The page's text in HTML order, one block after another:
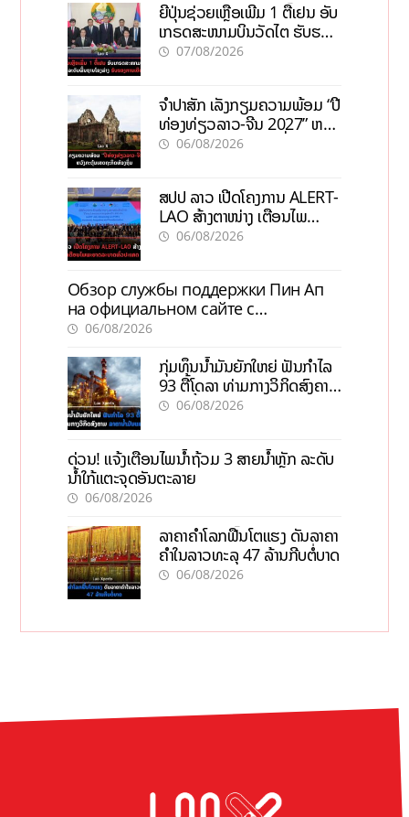
ຍີ່ປຸ່ນຊ່ວຍເຫຼືອເພີ່ມ 1 ຕື້ເຢນ ອັບ
ເກຣດສະໜາມບິນວັດໄຕ ຮັບຮອງ
ການເຕີບໂຕ
07/08/2026
ຈຳປາສັກ ເລັ່ງກຽມຄວາມພ້ອມ “ປີ
ທ່ອງທ່ຽວລາວ-ຈີນ 2027” ຫວັງ
ກະຕຸ້ນເສດຖະກິດທ້ອງຖິ່ນ
06/08/2026
ສປປ ລາວ ເປີດໂຄງການ ALERT-
LAO ສ້າງຕາໜ່າງ ເຕືອນໄພ
ພະຍາດລະບາດທົ່ວປະເທດ
06/08/2026
Обзор службы поддержки Пин Ап
на официальном сайте с
актуальной информацией
06/08/2026
ກຸ່ມທຶນນ້ຳມັນຍັກໃຫຍ່ ຟັນກຳໄລ
93 ຕື້ໂດລາ ທ່າມກາງວິກິດສົງຄາມ
ລາຄານໍ້າມັນແພງ
06/08/2026
ດ່ວນ! ແຈ້ງເຕືອນໄພນໍ້າຖ້ວມ 3 ສາຍນໍ້າຫຼັກ ລະດັບ
ນໍ້າໃກ້ແຕະຈຸດອັນຕະລາຍ
06/08/2026
ລາຄາຄຳໂລກຟື້ນໂຕແຮງ ດັນລາຄາ
ຄຳໃນລາວທະລຸ 47 ລ້ານກີບຕໍ່ບາດ
06/08/2026